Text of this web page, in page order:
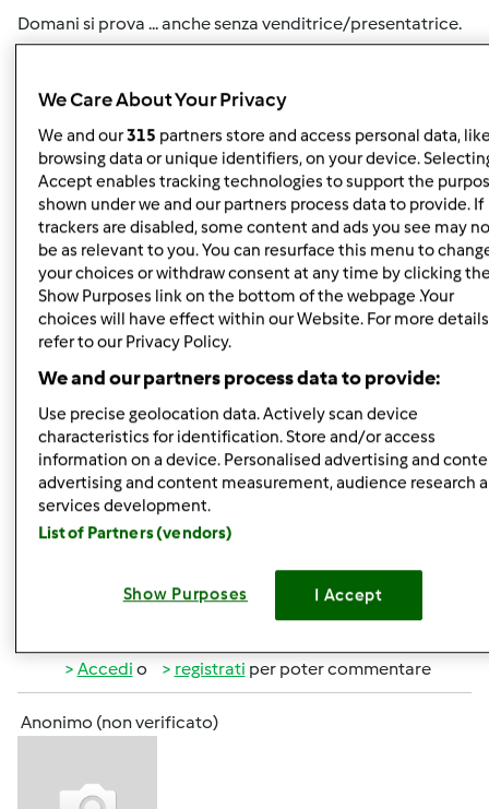
Domani si prova ... anche senza venditrice/presentatrice.
In cima
Accedio registratiper poter commentare
Anonimo (non verificato)
Ven, 10/17/2014 - 21:35
#4
Che cu..! Io ordinato il 12 settembre e ancora devono
consegnarlo al corriere. Comunque felice lo stesso per te.
Accedi o registrati per poter commentare
Anonimo (non verificato)
We Care About Your Privacy
We and our315 partners store and access personal data,
browsing data or unique identifiers, on your device.
Accept enables tracking technologies to support the
shown under we and our partners process data to provide. If
trackers are disabled, some content and ads you see may
be as relevant to you. You can resurface this menu to
your choices or withdraw consent at any time by clicking
Show Purposes link on the bottom of the webpage .Your
choices will have effect within our Website. For more
refer to our Privacy Policy.
We and our partners process data to provide:
Use precise geolocation data. Actively scan device
characteristics for identification. Store and/or access
information on a device. Personalised advertising and
advertising and content measurement, audience research
services development.
List of Partners (vendors)
Show Purposes I Accept